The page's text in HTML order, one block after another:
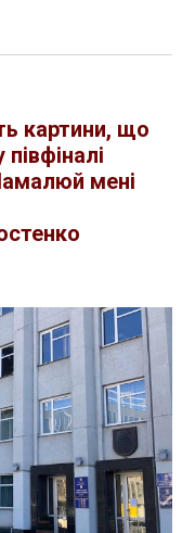
картини, що
мені